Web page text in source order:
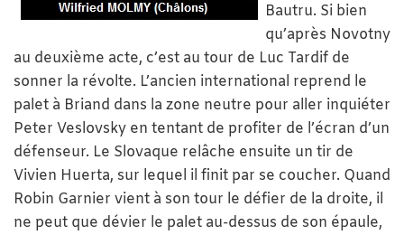
Bautru. Si bien
qu’après Novotny
au deuxième acte, c’est au tour de Luc Tardif de
sonner la révolte. L’ancien international reprend le
palet à Briand dans la zone neutre pour aller inquiéter
Peter Veslovsky en tentant de profiter de l’écran d’un
défenseur. Le Slovaque relâche ensuite un tir de
Vivien Huerta, sur lequel il finit par se coucher. Quand
Robin Garnier vient à son tour le défier de la droite, il
ne peut que dévier le palet au-dessus de son épaule,